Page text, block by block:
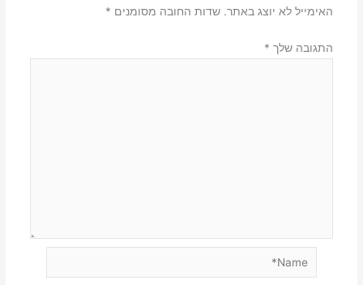
האימייל לא יוצג באתר. שדות החובה מסומנים *
התגובה שלך *